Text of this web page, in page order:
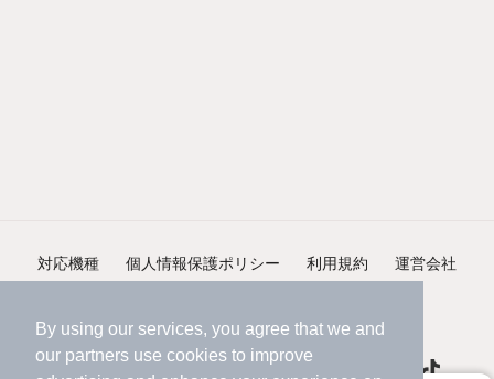
By using our services, you agree that we and
our partners use cookies to improve
対応機種 個人情報保護ポリシー 利用規約 運営会社